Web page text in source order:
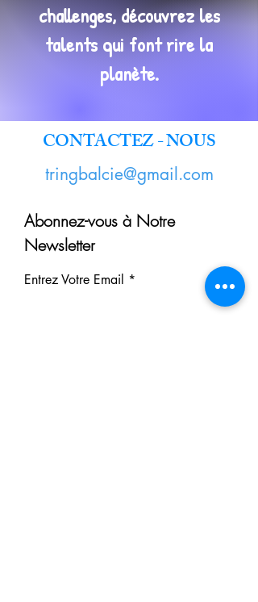
challenges, découvrez les
talents qui font rire la
planète.
CONTACTEZ - NOUS
tringbalcie@gmail.com
Abonnez-vous à Notre
Newsletter
Entrez Votre Email